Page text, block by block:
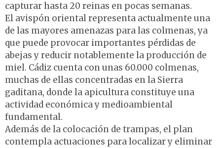
capturar hasta 20 reinas en pocas semanas.
El avispón oriental representa actualmente una
de las mayores amenazas para las colmenas, ya
que puede provocar importantes pérdidas de
abejas y reducir notablemente la producción de
miel. Cádiz cuenta con unas 60.000 colmenas,
muchas de ellas concentradas en la Sierra
gaditana, donde la apicultura constituye una
actividad económica y medioambiental
fundamental.
Además de la colocación de trampas, el plan
contempla actuaciones para localizar y eliminar